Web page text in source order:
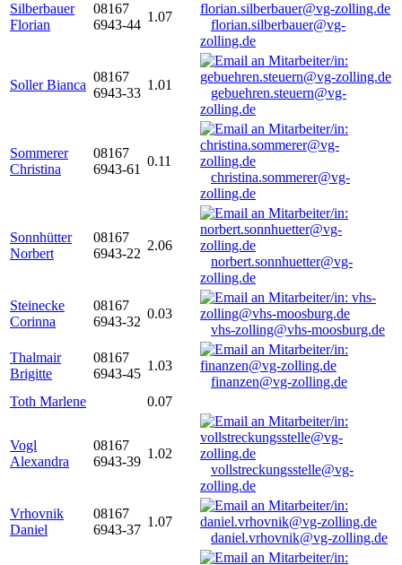
Silberbauer
Florian
08167
6943-44
1.07
florian.silberbauer@vg-
zolling.de
Soller Bianca
08167
6943-33
1.01
gebuehren.steuern@vg-
zolling.de
Sommerer
Christina
08167
6943-61
0.11
christina.sommerer@vg-
zolling.de
Sonnhütter
Norbert
08167
6943-22
2.06
norbert.sonnhuetter@vg-
zolling.de
Steinecke
Corinna
08167
6943-32
0.03
vhs-zolling@vhs-moosburg.de
Thalmair
Brigitte
08167
6943-45
1.03
finanzen@vg-zolling.de
Toth Marlene
0.07
Vogl
Alexandra
08167
6943-39
1.02
vollstreckungsstelle@vg-
zolling.de
Vrhovnik
Daniel
08167
6943-37
1.07
daniel.vrhovnik@vg-zolling.de